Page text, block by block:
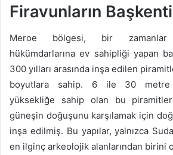
Firavunların Başkenti
Meroe bölgesi, bir zamanlar
hükümdarlarına ev sahipliği yapan
300 yılları arasında inşa edilen
boyutlara sahip. 6 ile 30 metre
yüksekliğe sahip olan bu
güneşin doğuşunu karşılamak için
inşa edilmiş. Bu yapılar, yalnızca
en ilginç arkeolojik alanlarından birini